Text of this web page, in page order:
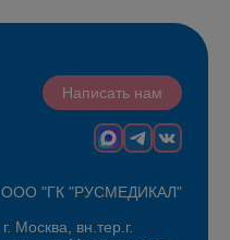
Написать нам
ООО "ГК "РУСМЕДИКАЛ"
Москва, вн.тер.г.